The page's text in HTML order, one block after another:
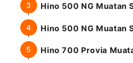
Hino 500 NG Muatan
Hino 500 NG Muatan
Hino 700 Provia